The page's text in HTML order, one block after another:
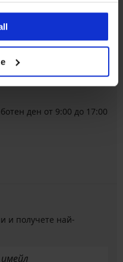
Как да изберем
ден от 9:00 до 17:00
и получете най-